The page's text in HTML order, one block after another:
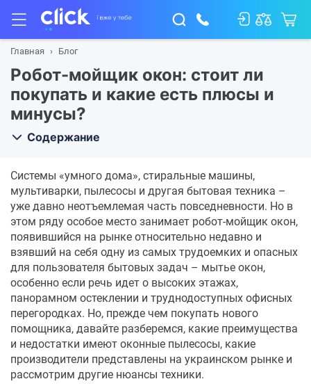
Главная Блог
Робот-мойщик окон: стоит ли
покупать и какие есть плюсы и
минусы?
Содержание
Системы «умного дома», стиральные машины,
мультиварки, пылесосы и другая бытовая техника –
уже давно неотъемлемая часть повседневности. Но в
этом ряду особое место занимает робот-мойщик окон,
появившийся на рынке относительно недавно и
взявший на себя одну из самых трудоемких и опасных
для пользователя бытовых задач – мытье окон,
особенно если речь идет о высоких этажах,
панорамном остеклении и труднодоступных офисных
перегородках. Но, прежде чем покупать нового
помощника, давайте разберемся, какие преимущества
и недостатки имеют оконные пылесосы, какие
производители представлены на украинском рынке и
рассмотрим другие нюансы техники.